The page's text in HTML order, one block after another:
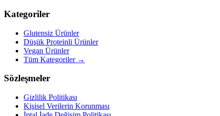
Kategoriler
Glutensiz Ürünler
Düşük Proteinli Ürünler
Vegan Ürünler
Tüm Kategoriler →
Sözleşmeler
Gizlilik Politikası
Kişisel Verilerin Korunması